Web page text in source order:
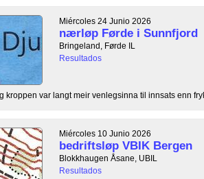
Miércoles 24 Junio 2026
nærløp Førde i Sunnfjord
Bringeland, Førde IL
Resultados
var langt meir venlegsinna til innsats enn
Miércoles 10 Junio 2026
bedriftsløp VBIK Bergen
Blokkhaugen Åsane, UBIL
Resultados